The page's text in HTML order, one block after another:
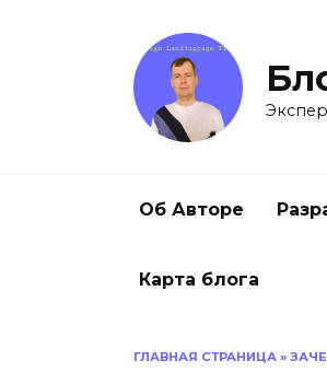
Об Авторе
Карта блога
ГЛАВНАЯ СТРАНИЦА »